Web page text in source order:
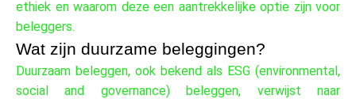
Rekenmachines
ethiek en waarom deze een aantrekkelijke optie zijn voor
beleggers.
Wat zijn duurzame beleggingen?
Duurzaam beleggen, ook bekend als ESG (environmental,
social and governance) beleggen, verwijst naar